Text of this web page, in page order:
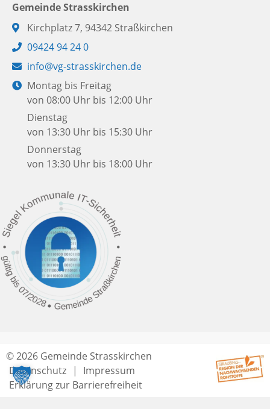
Gemeinde Strasskirchen
Adresse:
Kirchplatz 7, 94342 Straßkirchen
Telefon:
09424 94 24 0
E-
Mail:
info@vg-strasskirchen.de
Öffnungszeiten:
Montag bis Freitag
von 08:00 Uhr bis 12:00 Uhr
Dienstag
von 13:30 Uhr bis 15:30 Uhr
Donnerstag
von 13:30 Uhr bis 18:00 Uhr
© 2026 Gemeinde Strasskirchen
Datenschutz
Impressum
Erklärung zur Barrierefreiheit